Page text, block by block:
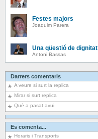
Festes majors
Joaquim Parera
Una qüestió de dignitat
Antoni Bassas
Darrers comentaris
A veure si surt la replica
Mirar si surt replica
Qué a pasat avui
Es comenta...
Horaris i Transports